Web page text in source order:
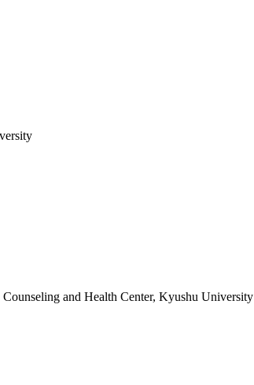
and Health Center, Kyushu University